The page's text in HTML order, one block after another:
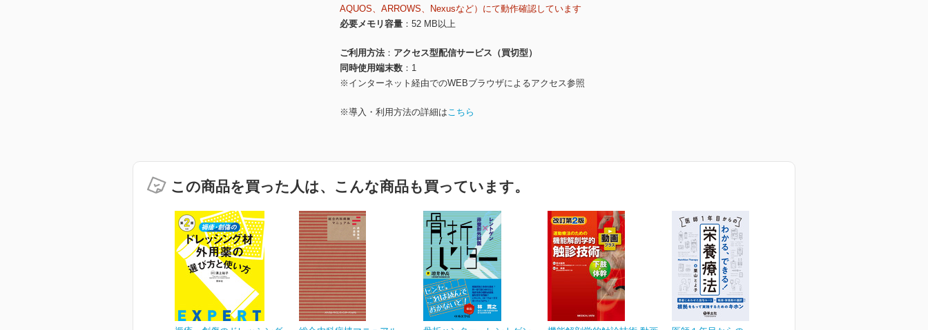
AQUOS、ARROWS、Nexusなど）にて動作確認しています
必要メモリ容量
52 MB以上
ご利用方法
アクセス型配信サービス（買切型）
同時使用端末数
1
※インターネット経由でのWEBブラウザによるアクセス参照
※導入・利用方法の詳細はこちら
この商品を買った人は、こんな商品も買っています。